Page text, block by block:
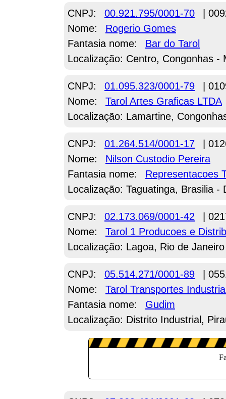
CNPJ: 00.921.795/0001-70
|
Nome:
Rogerio Gomes
Fantasia nome:
Bar do Tarol
Localização: Centro, Congonhas -
CNPJ: 01.095.323/0001-79
|
Nome:
Tarol Artes Graficas LTDA
Localização: Lamartine,
CNPJ: 01.264.514/0001-17
|
Nome:
Nilson Custodio Pereira
Fantasia nome:
Representacoes
Localização: Taguatinga, Brasilia -
CNPJ: 02.173.069/0001-42
|
Nome:
Tarol 1 Producoes e
Localização: Lagoa, Rio de
CNPJ: 05.514.271/0001-89
|
Nome:
Tarol Transportes
Fantasia nome:
Gudim
Localização: Distrito Industrial,